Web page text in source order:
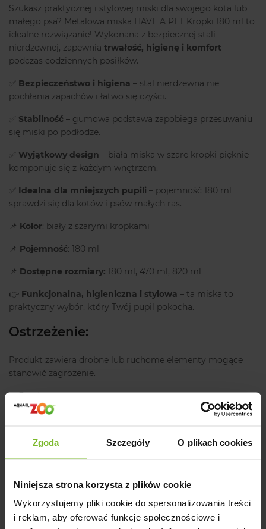
Zgoda Szczegóły O plikach cookies
Niniejsza strona korzysta z plików cookie
Wykorzystujemy pliki cookie do spersonalizowania treści
i reklam, aby oferować funkcje społecznościowe i
Szukasz praktycznej i stylowej miski dla swojego kota lub
małego psa? Metalowa miska HAVE A PET Kropki 180 ml to
idealne rozwiązanie! Wykonana z bezpiecznej stali
nierdzewnej, zapewnia trwałość, higienę i komfort
podczas codziennych posiłków.
Bezpieczeństwo i higiena – stal nierdzewna nie
pochłania zapachów i łatwo się czyści.
Stabilność – gumowa podstawa zapobiega przesuwaniu
się miski po podłodze.
Wyjątkowy design – biała miska w szare kropki pięknie
komponuje się z każdym wnętrzem.
Idealna dla mniejszych pupili – pojemność 180 ml
sprawdzi się dla kotów i psów małych ras.
📌 Kolor: biały z szarymi kropkami
📌 Pojemność: 180 ml
📌 Dostępne rozmiary: 180 ml, 470 ml, 820 ml
👉 Funkcjonalna, higieniczna i stylowa – ta miska to
praktyczny wybór, który Twój pupil pokocha.
Ostrzeżenie:
Produkt zawiera drobne lub ruchome elementy mogące
stanowić zagrożenie.
Producent
Szczegóły produktu
Powiązane artykuły na blogu